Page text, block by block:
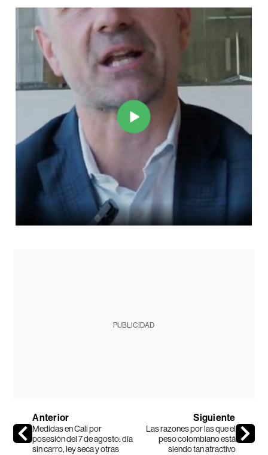
PUBLICIDAD
Anterior
Medidas en Cali por
posesión del 7 de agosto: día
sin carro, ley seca y otras
Siguiente
Las razones por las que el
peso colombiano está
siendo tan atractivo